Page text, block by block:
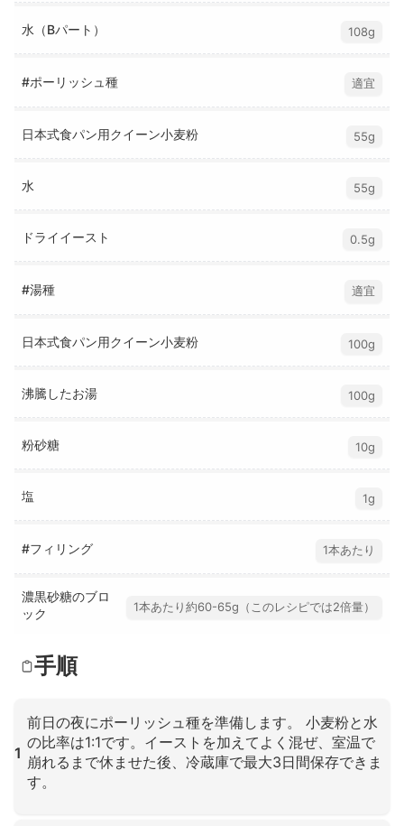
水（Bパート） 108g
#ポーリッシュ種 適宜
日本式食パン用クイーン小麦粉 55g
水 55g
ドライイースト 0.5g
#湯種 適宜
日本式食パン用クイーン小麦粉 100g
沸騰したお湯 100g
粉砂糖 10g
塩 1g
#フィリング 1本あたり
濃黒砂糖のブロ
ック
1本あたり約60-65g（このレシピでは2倍量）
手順
1
前日の夜にポーリッシュ種を準備します。 小麦粉と水
の比率は1:1です。イーストを加えてよく混ぜ、室温で
崩れるまで休ませた後、冷蔵庫で最大3日間保存できま
す。